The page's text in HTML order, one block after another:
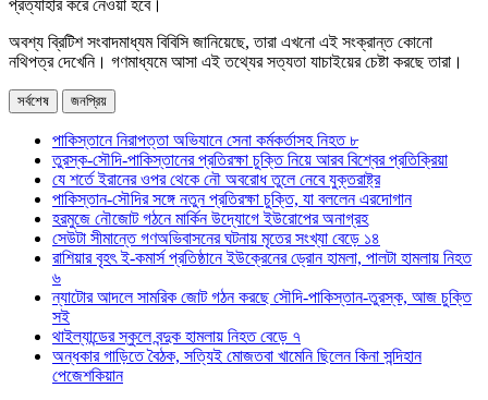
প্রত্যাহার করে নেওয়া হবে।
অবশ্য ব্রিটিশ সংবাদমাধ্যম বিবিসি জানিয়েছে, তারা এখনো এই সংক্রান্ত কোনো
নথিপত্র দেখেনি। গণমাধ্যমে আসা এই তথ্যের সত্যতা যাচাইয়ের চেষ্টা করছে তারা।
সর্বশেষ জনপ্রিয়
পাকিস্তানে নিরাপত্তা অভিযানে সেনা কর্মকর্তাসহ নিহত ৮
তুরস্ক-সৌদি-পাকিস্তানের প্রতিরক্ষা চুক্তি নিয়ে আরব বিশ্বের প্রতিক্রিয়া
যে শর্তে ইরানের ওপর থেকে নৌ অবরোধ তুলে নেবে যুক্তরাষ্ট্র
পাকিস্তান-সৌদির সঙ্গে নতুন প্রতিরক্ষা চুক্তি, যা বললেন এরদোগান
হরমুজে নৌজোট গঠনে মার্কিন উদ্যোগে ইউরোপের অনাগ্রহ
সেউটা সীমান্তে গণঅভিবাসনের ঘটনায় মৃতের সংখ্যা বেড়ে ১৪
রাশিয়ার বৃহৎ ই-কমার্স প্রতিষ্ঠানে ইউক্রেনের ড্রোন হামলা, পালটা হামলায় নিহত
৬
ন্যাটোর আদলে সামরিক জোট গঠন করছে সৌদি-পাকিস্তান-তুরস্ক, আজ চুক্তি
সই
থাইল্যান্ডের স্কুলে বন্দুক হামলায় নিহত বেড়ে ৭
অন্ধকার গাড়িতে বৈঠক, সত্যিই মোজতবা খামেনি ছিলেন কিনা সন্দিহান
পেজেশকিয়ান